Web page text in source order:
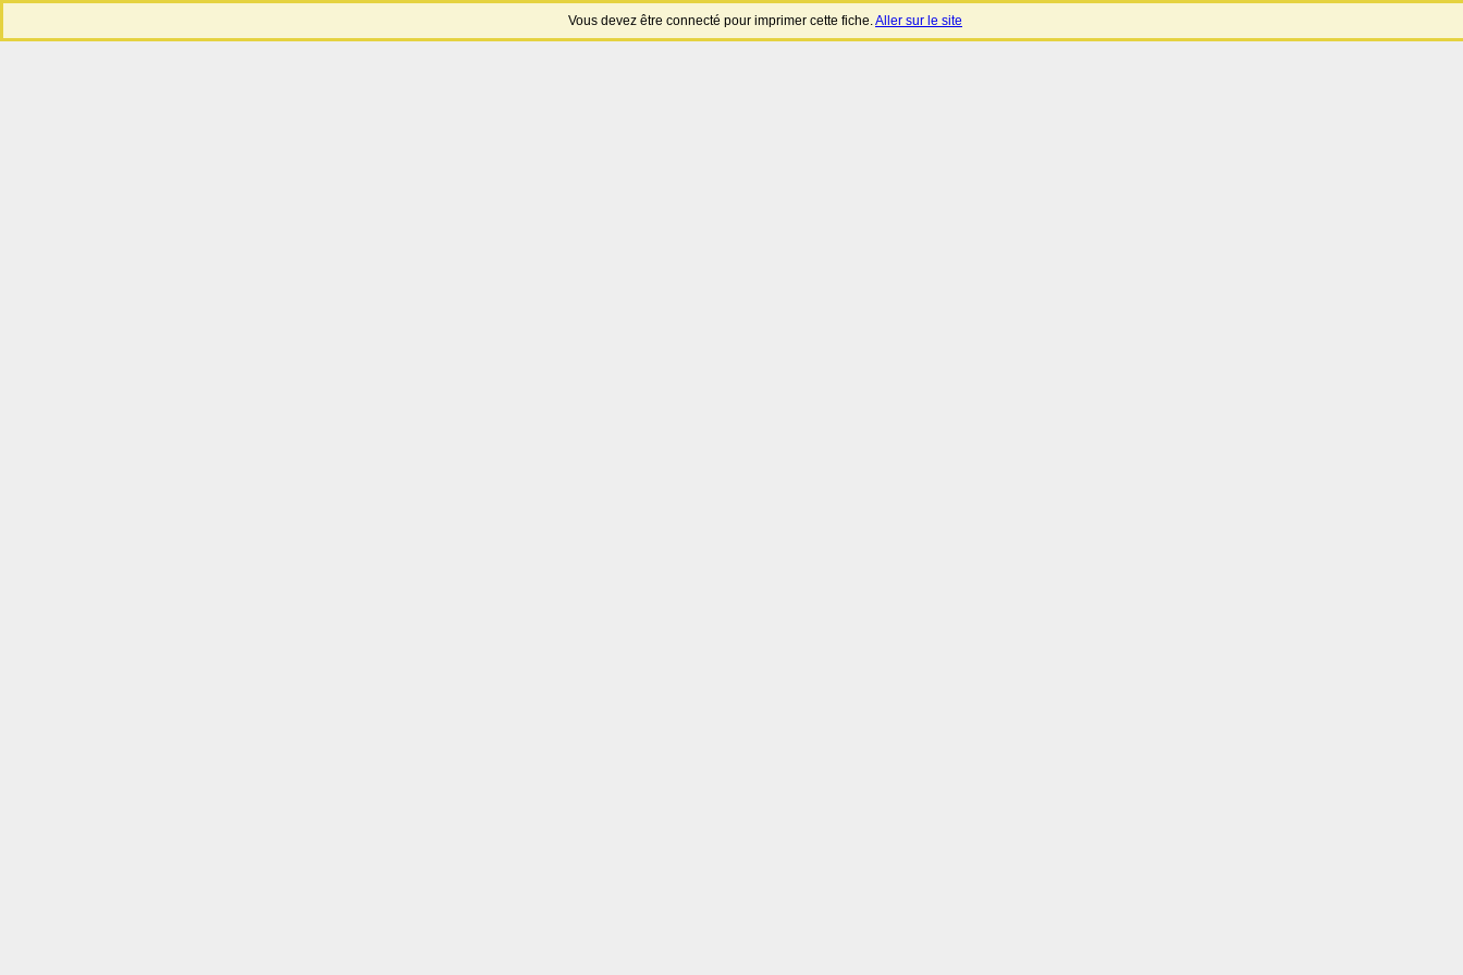
Vous devez être connecté pour imprimer cette fiche.Aller sur le site